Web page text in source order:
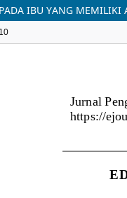
IBU YANG